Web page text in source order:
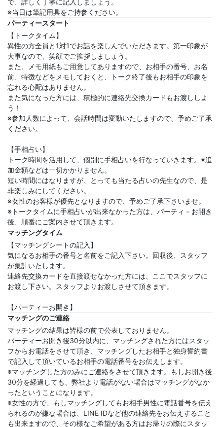
※当日は筆記用具をご持参ください。
パーティースタート
【トークタイム】
異性の方全員と1対1でお話を楽しんでいただきます。第一印象が
大事なので、笑顔でご挨拶しましょう。
また、メモ用紙もご用意してありますので、お相手の番号、お名
前、特徴などをメモしておくと、トーク終了後もお相手の印象を
忘れる心配はありません。
また気になった方には、積極的に連絡先交換カードもお渡ししよ
う！
※参加人数によって、会話時間は変動いたしますので、予めご了承
ください。
【手相占い】
トーク時間を活用して、個別に手相占いを行なっていきます。※追
加金額などは一切かかりません。
短い時間にはなりますが、とっても当たる占いの先生なので、是
非楽しみにしてください。
※女性のお客様が優先となりますので、予めご了承下さいませ。
※トークタイムに手相占いが出来なかった方は、パーティ－お開き
後、順番にご案内させて頂きます。
マッチングタイム
【マッチングシートの記入】
気になるお相手の番号と名前をご記入下さい。回収後、スタッフ
が集計いたします。
連絡先交換カードを直接渡せなかった方には、ここでスタッフに
お渡し下さい。スタッフよりお渡しさせて頂きます。
【パーティーお開き】
マッチングのご連絡
マッチングの結果は皆様の前で公表しておりません。
パーティーお開き後30分以内に、マッチングされた方にはスタッ
フからお電話をさせて頂き、マッチングしたお相手と独身誓約書
で記入して頂いているお相手の電話番号をお伝えします。
※マッチングした方のみにご連絡をさせて頂きます。もしお開き後
30分を経過しても、弊社より電話がない場合はマッチングがなか
ったということになります。
※女性の方で、もしマッチングしてもお相手男性に電話番号を伝え
られるのが嫌な場合は、LINE IDなど他の連絡先をお伝えすること
も出来ますので、その様なご希望がある方はお帰りの際にスタッ